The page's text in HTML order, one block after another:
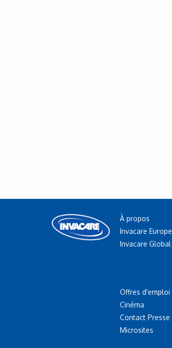
À propos
Invacare Europe
Invacare Global
Offres d'emploi
Cinéma
Contact Presse
Microsites